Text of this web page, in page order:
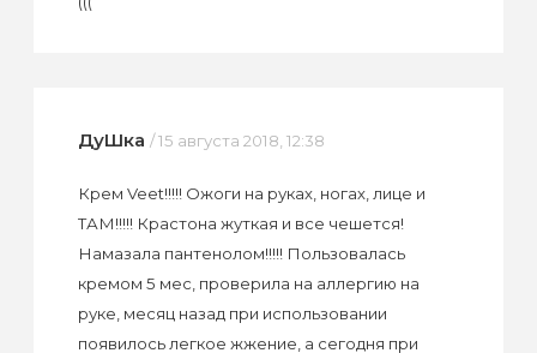
ДуШка / 15 августа 2018, 12:38
Крем Veet!!!!! Ожоги на руках, ногах, лице и
ТАМ!!!!! Крастона жуткая и все чешется!
Намазала пантенолом!!!!! Пользовалась
кремом 5 мес, проверила на аллергию на
руке, месяц назад при использовании
появилось легкое жжение, а сегодня при